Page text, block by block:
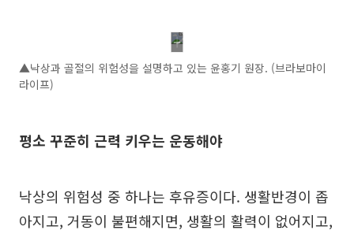
▲낙상과 골절의 위험성을 설명하고 있는 윤홍기 원장. (브라보마이
라이프)
평소 꾸준히 근력 키우는 운동해야
낙상의 위험성 중 하나는 후유증이다. 생활반경이 좁
아지고, 거동이 불편해지면, 생활의 활력이 없어지고,